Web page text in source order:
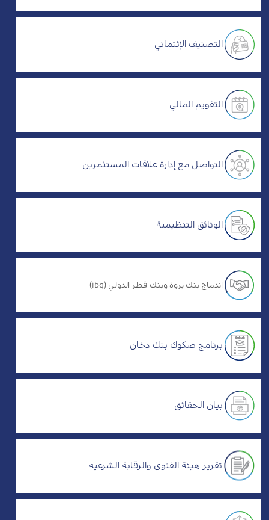
التصنيف الإئتماني
التقويم المالي
التواصل مع إدارة علاقات المستثمرين
الوثائق التنظيمية
اندماج بنك بروة وبنك قطر الدولي (ibq)
برنامج صكوك بنك دخان
بيان الحقائق
تقرير هيئة الفتوى والرقابة الشرعيه